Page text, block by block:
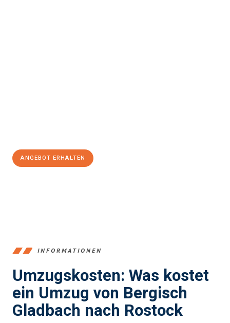
ANGEBOT ERHALTEN
INFORMATIONEN
Umzugskosten: Was kostet
ein Umzug von Bergisch
Gladbach nach Rostock